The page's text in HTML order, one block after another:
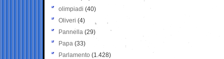
olimpiadi (40)
Oliveri (4)
Pannella (29)
Papa (33)
Parlamento (1.428)